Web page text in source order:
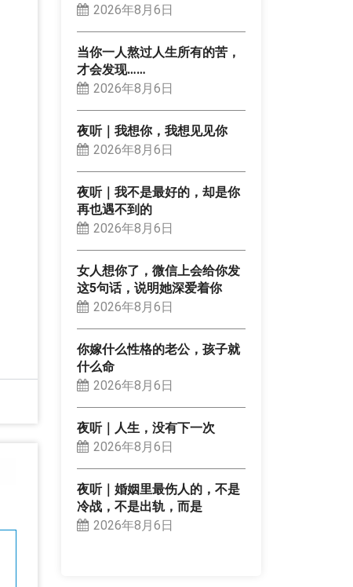
2026年8月6日
当你一人熬过人生所有的苦，
才会发现……
2026年8月6日
夜听｜我想你，我想见见你
2026年8月6日
夜听｜我不是最好的，却是你
再也遇不到的
2026年8月6日
女人想你了，微信上会给你发
这5句话，说明她深爱着你
2026年8月6日
你嫁什么性格的老公，孩子就
什么命
2026年8月6日
夜听｜人生，没有下一次
2026年8月6日
夜听｜婚姻里最伤人的，不是
冷战，不是出轨，而是
2026年8月6日